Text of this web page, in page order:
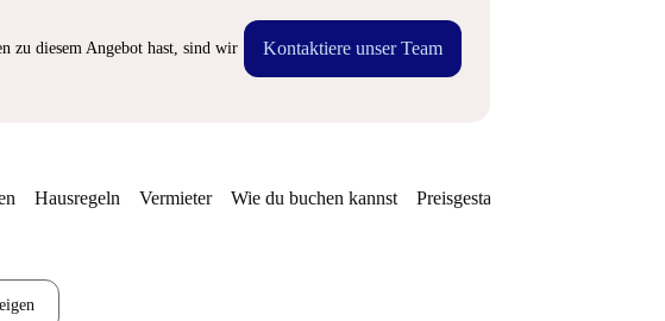
zu diesem Angebot hast, sind wir
Kontaktiere unser Team
Hausregeln Vermieter Wie du buchen kannst Preisgestaltung